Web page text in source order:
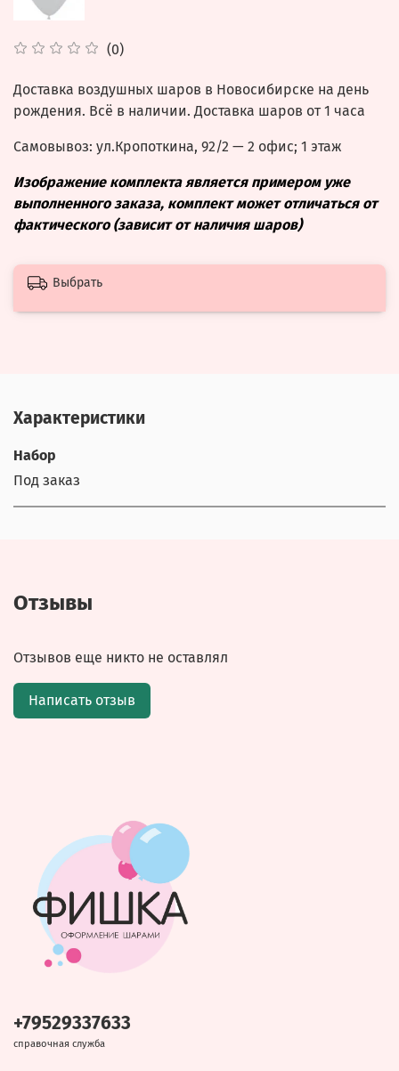
(0)
Доставка воздушных шаров в Новосибирске на день
рождения. Всё в наличии. Доставка шаров от 1 часа
Самовывоз: ул.Кропоткина, 92/2 — 2 офис; 1 этаж
Изображение комплекта является примером уже
выполненного заказа, комплект может отличаться от
фактического (зависит от наличия шаров)
Выбрать
Характеристики
Набор
Под заказ
Отзывы
Отзывов еще никто не оставлял
Написать отзыв
+79529337633
справочная служба